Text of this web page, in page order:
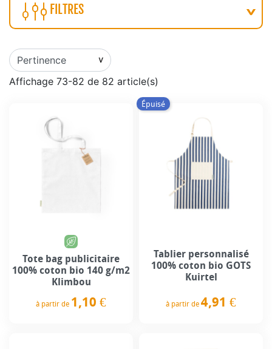
FILTRES
Affichage 73-82 de 82 article(s)
Tote bag publicitaire
100% coton bio 140 g/m2
Klimbou
à partir de 1,10 €
Épuisé
Tablier personnalisé
100% coton bio GOTS
Kuirtel
à partir de 4,91 €